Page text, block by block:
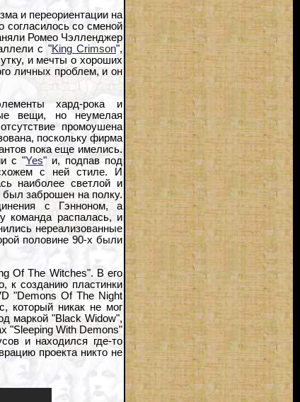
и переориентации на
согласилось со сменой
Ромео Чэлленджер
с "King Crimson",
и мечты о хороших
личных проблем, и он
хард-рока и
вещи, но неумелая
промоушена
поскольку фирма
пока еще имелись.
с "Yes" и, подпав под
с ней стиле. И
наиболее светлой и
был заброшен на полку.
с Гэнноном, а
команда распалась, и
нереализованные
половине 90-х были
Of The Witches". В его
к созданию пластинки
"Demons Of The Night
который никак не мог
маркой "Black Widow",
"Sleeping With Demons"
и находился где-то
проекта никто не